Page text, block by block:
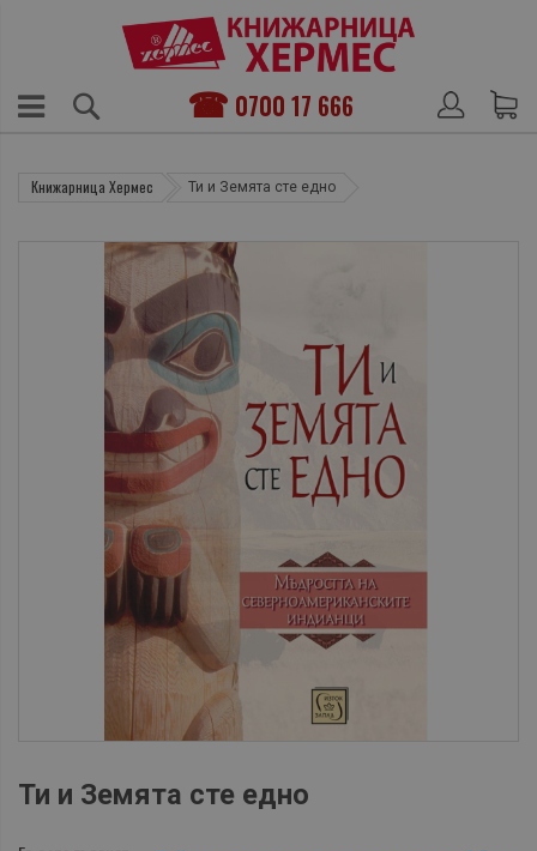
0700 17 666
Книжарница Хермес Ти и Земята сте едно
Ти и Земята сте едно